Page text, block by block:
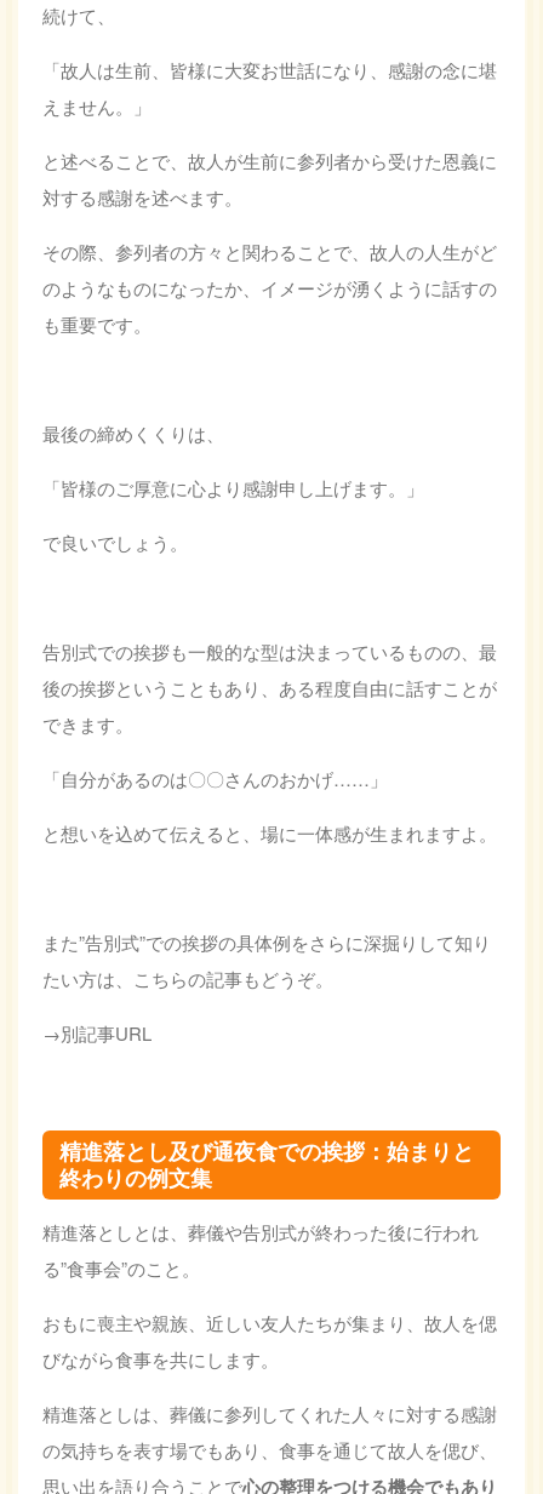
続けて、
「故人は生前、皆様に大変お世話になり、感謝の念に堪
えません。」
と述べることで、故人が生前に参列者から受けた恩義に
対する感謝を述べます。
その際、参列者の方々と関わることで、故人の人生がど
のようなものになったか、イメージが湧くように話すの
も重要です。
最後の締めくくりは、
「皆様のご厚意に心より感謝申し上げます。」
で良いでしょう。
告別式での挨拶も一般的な型は決まっているものの、最
後の挨拶ということもあり、ある程度自由に話すことが
できます。
「自分があるのは〇〇さんのおかげ……」
と想いを込めて伝えると、場に一体感が生まれますよ。
また”告別式”での挨拶の具体例をさらに深掘りして知り
たい方は、こちらの記事もどうぞ。
→別記事URL
精進落とし及び通夜食での挨拶：始まりと
終わりの例文集
精進落としとは、葬儀や告別式が終わった後に行われ
る”食事会”のこと。
おもに喪主や親族、近しい友人たちが集まり、故人を偲
びながら食事を共にします。
精進落としは、葬儀に参列してくれた人々に対する感謝
の気持ちを表す場でもあり、食事を通じて故人を偲び、
思い出を語り合うことで心の整理をつける機会でもあり